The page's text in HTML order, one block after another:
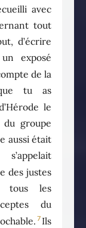
avec
tout
d’écrire
exposé
de la
tu as
le
groupe
aussi était
des justes
tous les
du
7 Ils